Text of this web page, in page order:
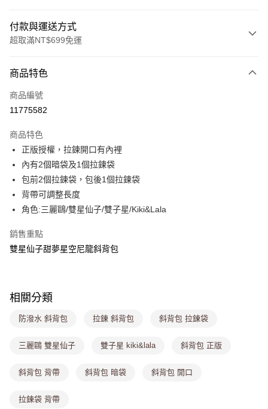
付款與運送方式
超取滿NT$699免運
信用卡一次付款
超商取貨付款
Apple Pay
街口支付
悠遊付
Google Pay
大哥付你分期
相關說明
流程，驗證手機門號後，選擇欲分期的期數、繳款截止日，確認付款後即完
3.實際核准額度、可分期數及費用金額請依後續交易確認頁面所載為準。
法說明評估內容。
1.分期款項不併入電信帳單，「大哥付你分期」於每月結算日後寄送繳費提
帳／街口支付／iPASS MONEY」等通路繳費。
運送方式
全家取貨付款
每筆NT$80，滿NT$699(含以上)免運費
萊爾富取貨付款
商品特色
商品編號
11775582
商品特色
正版授權，拉鍊開口有內裡
內有2個暗袋及1個拉鍊袋
包前2個拉鍊袋，包後1個拉鍊袋
背帶可調整長度
角色:三麗鷗/雙星仙子/雙子星/Kiki&Lala
銷售重點
雙星仙子甜夢星空尼龍斜背包
相關分類
防潑水 斜背包 拉鍊 斜背包 斜背包 拉鍊袋
三麗鷗 雙星仙子 雙子星 kiki&lala 斜背包 正版
斜背包 背帶 斜背包 暗袋 斜背包 開口
拉鍊袋 背帶